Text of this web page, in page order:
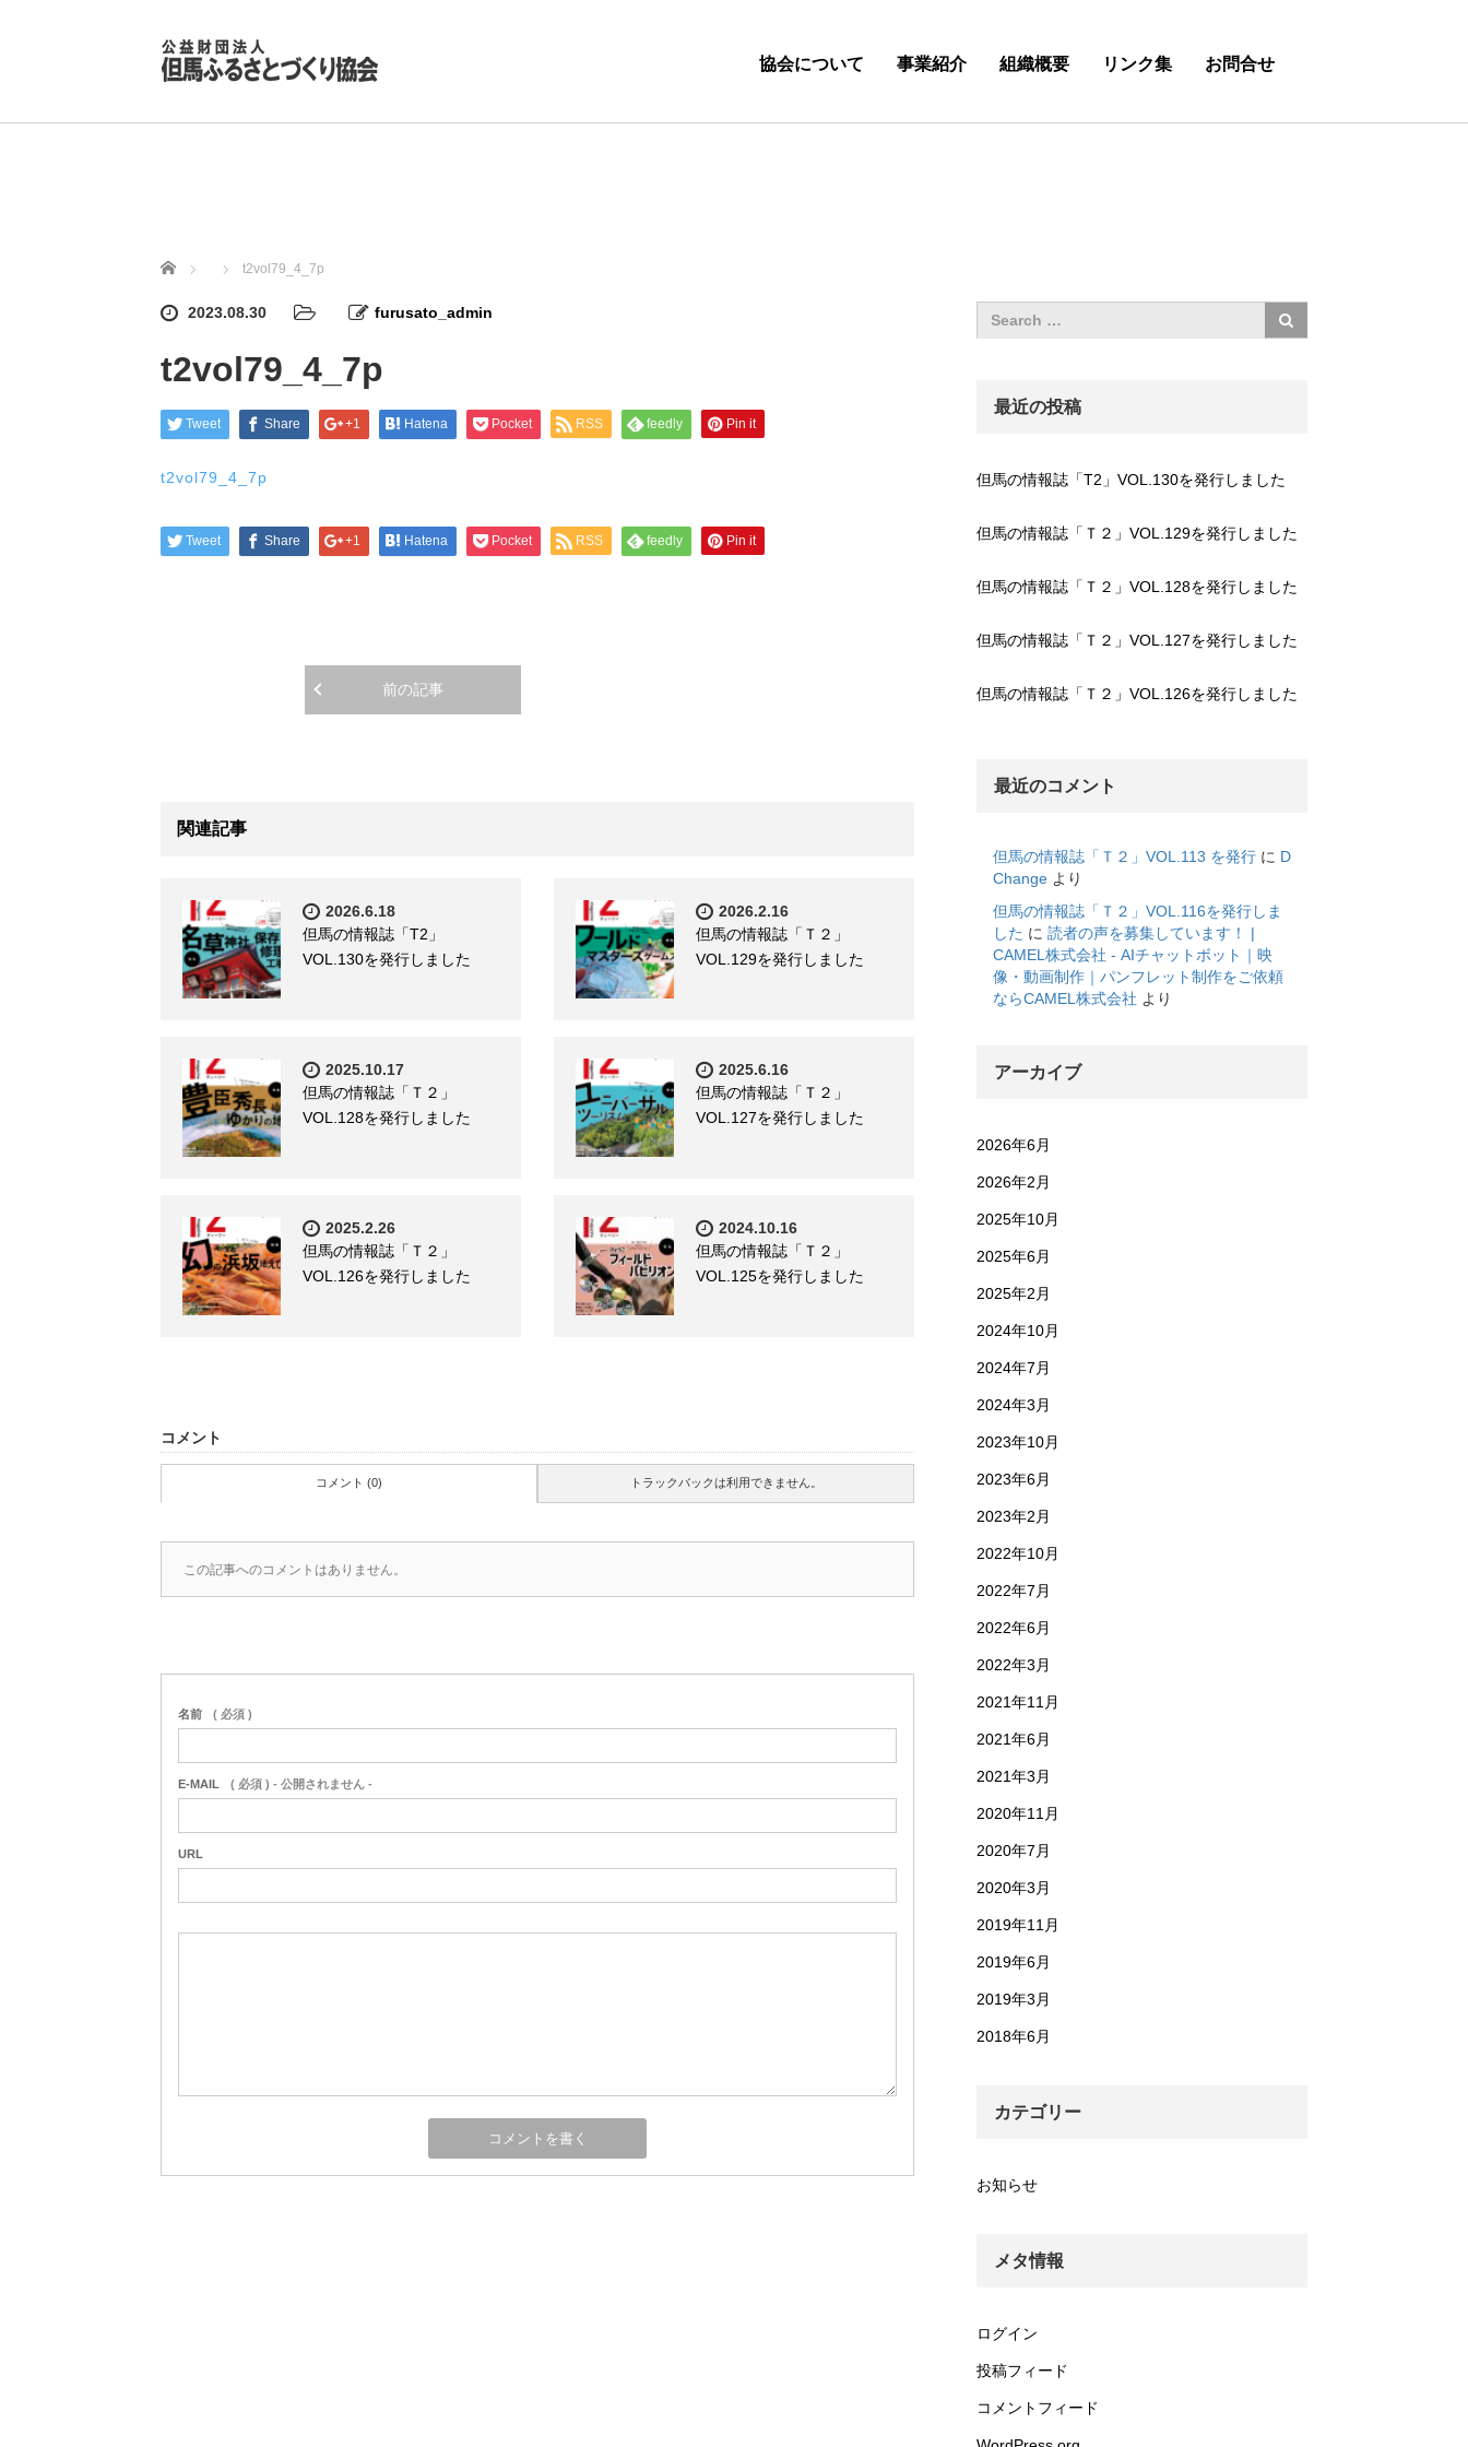
協会について 事業紹介 組織概要 リンク集 お問合せ
ホーム t2vol79_4_7p
2023.08.30 furusato_admin
t2vol79_4_7p
Tweet Share +1 Hatena Pocket RSS feedly Pin it
t2vol79_4_7p
Tweet Share +1 Hatena Pocket RSS feedly Pin it
前の記事
関連記事
2026.6.18
但馬の情報誌「T2」
VOL.130を発行しました
2026.2.16
但馬の情報誌「Ｔ２」
VOL.129を発行しました
2025.10.17
但馬の情報誌「Ｔ２」
VOL.128を発行しました
2025.6.16
但馬の情報誌「Ｔ２」
VOL.127を発行しました
2025.2.26
但馬の情報誌「Ｔ２」
VOL.126を発行しました
2024.10.16
但馬の情報誌「Ｔ２」
VOL.125を発行しました
コメント
コメント (0) トラックバックは利用できません。
この記事へのコメントはありません。
名前 ( 必須 )
E-MAIL ( 必須 ) - 公開されません -
URL
最近の投稿
但馬の情報誌「T2」VOL.130を発行しました
但馬の情報誌「Ｔ２」VOL.129を発行しました
但馬の情報誌「Ｔ２」VOL.128を発行しました
但馬の情報誌「Ｔ２」VOL.127を発行しました
但馬の情報誌「Ｔ２」VOL.126を発行しました
最近のコメント
但馬の情報誌「Ｔ２」VOL.113 を発行 に D
Change より
但馬の情報誌「Ｔ２」VOL.116を発行しま
した に 読者の声を募集しています！ |
CAMEL株式会社 - AIチャットボット｜映
像・動画制作｜パンフレット制作をご依頼
ならCAMEL株式会社 より
アーカイブ
2026年6月
2026年2月
2025年10月
2025年6月
2025年2月
2024年10月
2024年7月
2024年3月
2023年10月
2023年6月
2023年2月
2022年10月
2022年7月
2022年6月
2022年3月
2021年11月
2021年6月
2021年3月
2020年11月
2020年7月
2020年3月
2019年11月
2019年6月
2019年3月
2018年6月
カテゴリー
お知らせ
メタ情報
ログイン
投稿フィード
コメントフィード